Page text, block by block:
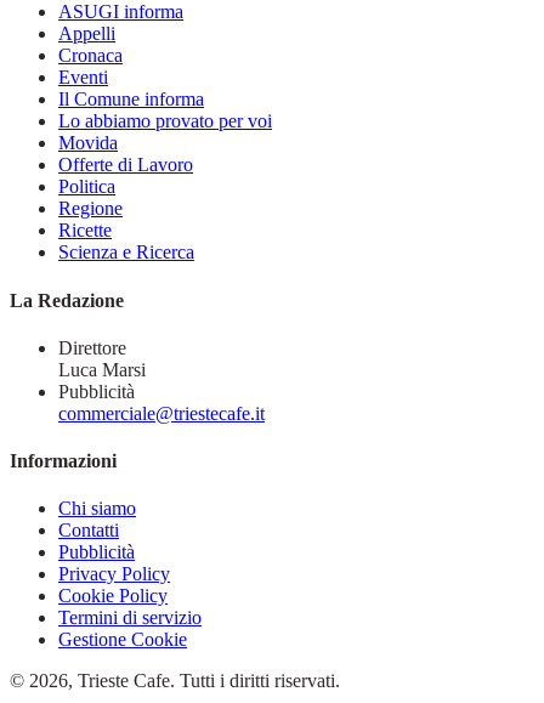
ASUGI informa
Appelli
Cronaca
Eventi
Il Comune informa
Lo abbiamo provato per voi
Movida
Offerte di Lavoro
Politica
Regione
Ricette
Scienza e Ricerca
La Redazione
Direttore
Luca Marsi
Pubblicità
commerciale@triestecafe.it
Informazioni
Chi siamo
Contatti
Pubblicità
Privacy Policy
Cookie Policy
Termini di servizio
Gestione Cookie
© 2026, Trieste Cafe. Tutti i diritti riservati.